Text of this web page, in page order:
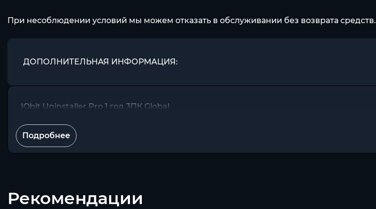
При несоблюдении условий мы можем отказать в обслуживании без возврата средств.
ДОПОЛНИТЕЛЬНАЯ ИНФОРМАЦИЯ:
IObit Uninstaller Pro 1 год 3ПК Global
Подробнее
Рекомендации